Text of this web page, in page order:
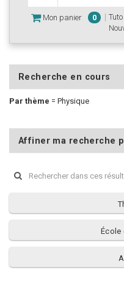
Mon panier 0
Recherche en cours
Par thème = Physique
Affiner ma recherche
École